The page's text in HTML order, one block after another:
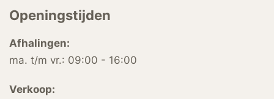
Openingstijden
Afhalingen:
ma. t/m vr.: 09:00 - 16:00
Verkoop: